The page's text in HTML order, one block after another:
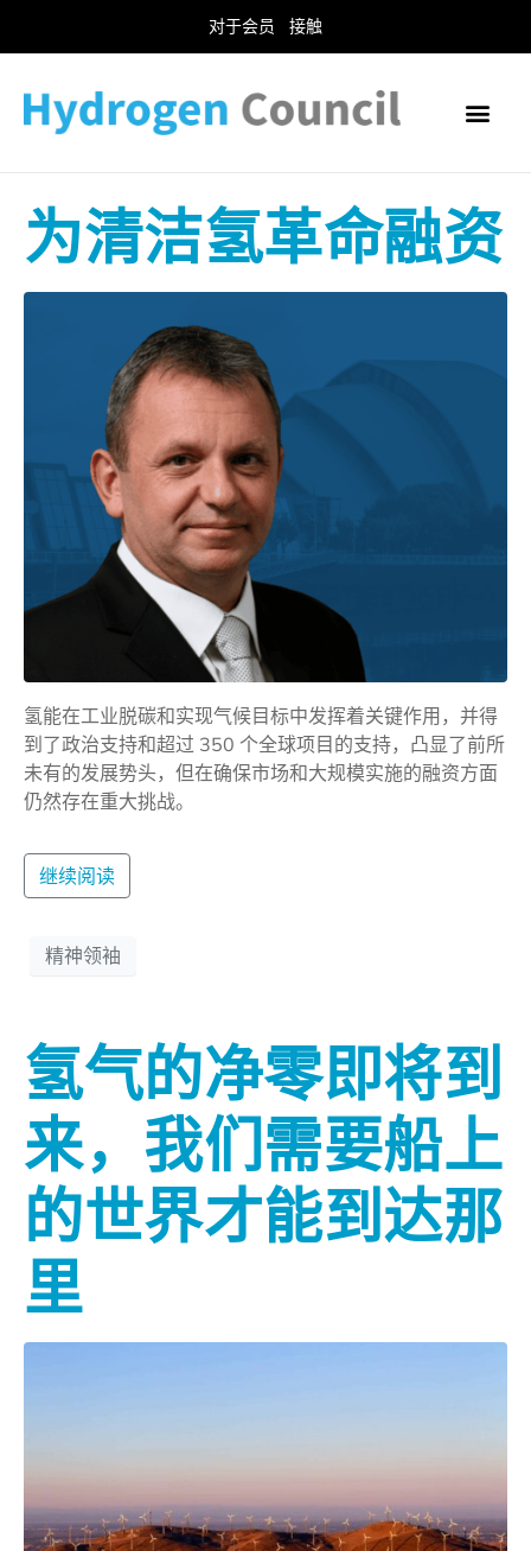
对于会员 接触
为清洁氢革命融资
氢能在工业脱碳和实现气候目标中发挥着关键作用，并得
到了政治支持和超过 350 个全球项目的支持，凸显了前所
未有的发展势头，但在确保市场和大规模实施的融资方面
仍然存在重大挑战。
继续阅读
精神领袖
氢气的净零即将到
来，我们需要船上
的世界才能到达那
里